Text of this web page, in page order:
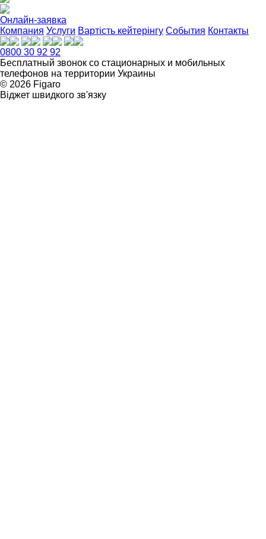
Онлайн-заявка
Компания Услуги Вартість кейтерінгу События Контакты
0800 30 92 92
Бесплатный звонок со стационарных и мобильных
телефонов на территории Украины
© 2026 Figarо
Віджет швидкого зв'язку